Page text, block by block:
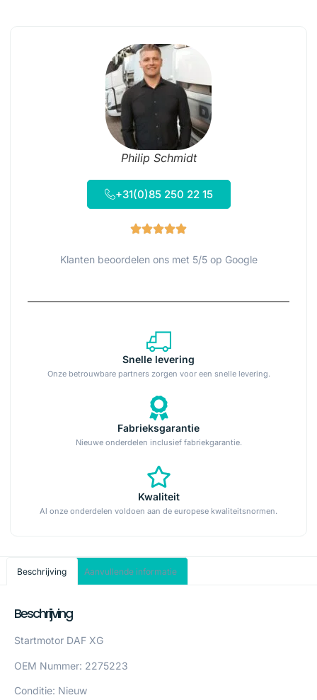
Philip Schmidt
+31(0)85 250 22 15
Klanten beoordelen ons met 5/5 op Google
Snelle levering
Onze betrouwbare partners zorgen voor een snelle levering.
Fabrieksgarantie
Nieuwe onderdelen inclusief fabriekgarantie.
Kwaliteit
Al onze onderdelen voldoen aan de europese kwaliteitsnormen.
Beschrijving Aanvullende informatie
Beschrijving
Startmotor DAF XG
OEM Nummer: 2275223
Conditie: Nieuw